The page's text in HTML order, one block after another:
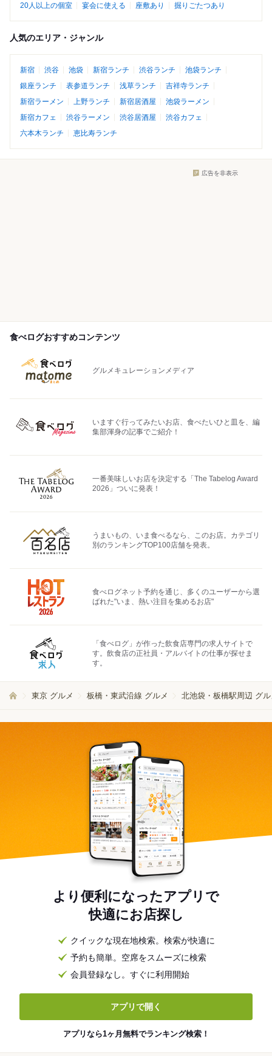
20人以上の個室
宴会に使える 座敷あり 掘りごたつあり
人気のエリア・ジャンル
新宿 渋谷 池袋 新宿ランチ 渋谷ランチ
池袋ランチ
銀座ランチ
表参道ランチ 浅草ランチ
吉祥寺ランチ
新宿ラーメン
上野ランチ 新宿居酒屋
池袋ラーメン
新宿カフェ
渋谷ラーメン 渋谷居酒屋
渋谷カフェ
六本木ランチ
恵比寿ランチ
広告を非表示
食べログおすすめコンテンツ
グルメキュレーションメディア
いますぐ行ってみたいお店、食べたいひと皿を、編
集部渾身の記事でご紹介！
一番美味しいお店を決定する「The Tabelog Award
2026」ついに発表！
うまいもの、いま食べるなら、このお店。カテゴリ
別のランキングTOP100店舗を発表。
食べログネット予約を通じ、多くのユーザーから選
ばれた"いま、熱い注目を集めるお店"
「食べログ」が作った飲食店専門の求人サイトで
す。飲食店の正社員・アルバイトの仕事が探せま
す。
東京 グルメ 板橋・東武沿線 グルメ 北池袋・板橋駅周辺 グ
より便利になったアプリで
快適にお店探し
クイックな現在地検索。検索が快適に
予約も簡単。空席をスムーズに検索
会員登録なし。すぐに利用開始
アプリで開く
アプリなら1ヶ月無料でランキング検索！